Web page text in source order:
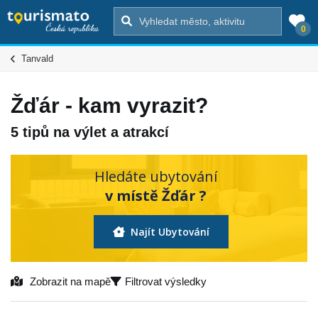
0
Tanvald
Žďár - kam vyrazit?
5 tipů na výlet a atrakcí
Hledáte ubytování
v místě Žďár ?
Najít Ubytování
Zobrazit na mapě Filtrovat výsledky